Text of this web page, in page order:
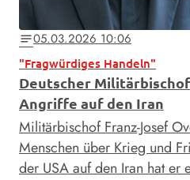
notes05.03.2026 10:06
"Fragwürdiges Handeln"
Deutscher
Angriffe auf den Iran
Militärbischof Franz-Josef
Menschen über Krieg und
der USA auf den Iran hat er